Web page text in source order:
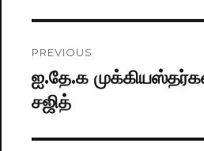
navigation
PREVIOUS
Previous
post:
ஐ.தே.க
சஜித்